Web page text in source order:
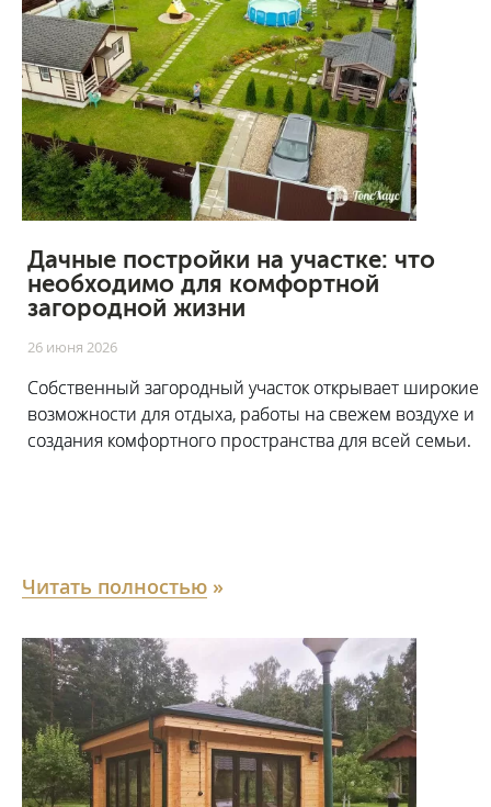
Дачные постройки на участке: что
необходимо для комфортной
загородной жизни
26 июня 2026
Собственный загородный участок открывает широкие
возможности для отдыха, работы на свежем воздухе и
создания комфортного пространства для всей семьи.
Читать полностью »